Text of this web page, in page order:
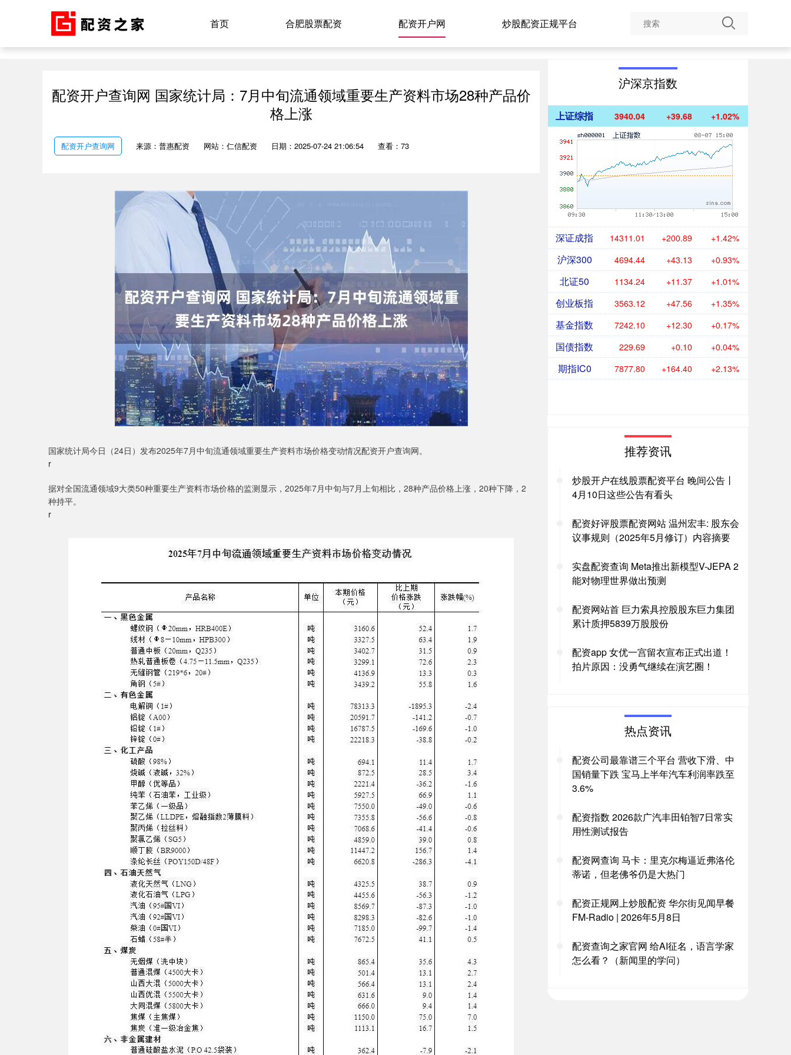
首页 合肥股票配资 配资开户网 炒股配资正规平台
配资开户查询网 国家统计局：7月中旬流通领域重要生产资料市场28种产品价
格上涨
配资开户查询网 来源：普惠配资 网站：仁信配资 日期：2025-07-24 21:06:54 查看：73
国家统计局今日（24日）发布2025年7月中旬流通领域重要生产资料市场价格变动情况配资开户查询网。
r
据对全国流通领域9大类50种重要生产资料市场价格的监测显示，2025年7月中旬与7月上旬相比，28种产品价格上涨，20种下降，2
种持平。
r
沪深京指数
上证综指 3940.04 +39.68 +1.02%
深证成指 14311.01 +200.89 +1.42%
沪深300 4694.44 +43.13 +0.93%
北证50 1134.24 +11.37 +1.01%
创业板指 3563.12 +47.56 +1.35%
基金指数 7242.10 +12.30 +0.17%
国债指数 229.69 +0.10 +0.04%
期指IC0 7877.80 +164.40 +2.13%
推荐资讯
炒股开户在线股票配资平台 晚间公告丨
4月10日这些公告有看头
配资好评股票配资网站 温州宏丰: 股东会
议事规则（2025年5月修订）内容摘要
实盘配资查询 Meta推出新模型V-JEPA 2
能对物理世界做出预测
配资网站首 巨力索具控股股东巨力集团
累计质押5839万股股份
配资app 女优一宫留衣宣布正式出道！
拍片原因：没勇气继续在演艺圈！
热点资讯
配资公司最靠谱三个平台 营收下滑、中
国销量下跌 宝马上半年汽车利润率跌至
3.6%
配资指数 2026款广汽丰田铂智7日常实
用性测试报告
配资网查询 马卡：里克尔梅逼近弗洛伦
蒂诺，但老佛爷仍是大热门
配资正规网上炒股配资 华尔街见闻早餐
FM-Radio | 2026年5月8日
配资查询之家官网 给AI征名，语言学家
怎么看？（新闻里的学问）